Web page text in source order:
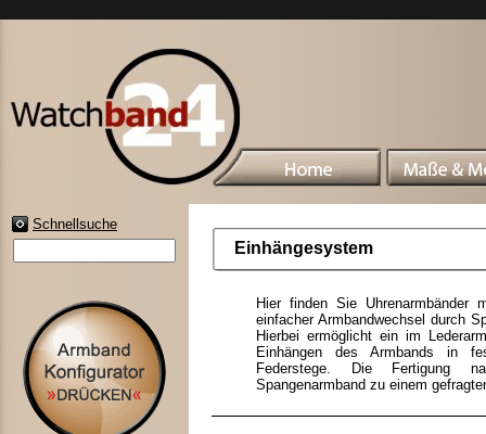
Schnellsuche
Einhängesystem
Hier finden Sie Uhrenarmbänder
einfacher Armbandwechsel durch
Hierbei ermöglicht ein im
Einhängen des Armbands in
Federstege. Die Fertigung
Spangenarmband zu einem